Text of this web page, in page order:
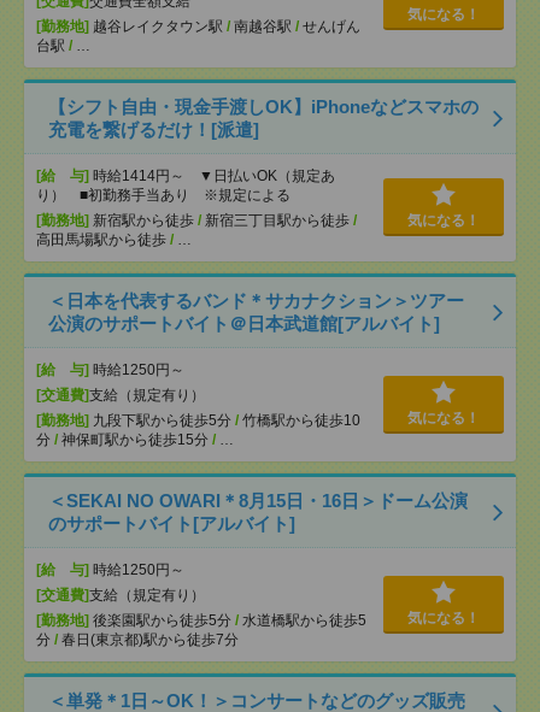
[勤務地] 越谷レイクタウン駅 / 南越谷駅 / せんげん
台駅 / …
気になる！
【シフト自由・現金手渡しOK】iPhoneなどスマホの
充電を繋げるだけ！[派遣]
[給 与] 時給1414円～ ▼日払いOK（規定あ
り） ■初勤務手当あり ※規定による
[勤務地] 新宿駅から徒歩 / 新宿三丁目駅から徒歩 /
高田馬場駅から徒歩 / …
気になる！
＜日本を代表するバンド＊サカナクション＞ツアー
公演のサポートバイト＠日本武道館[アルバイト]
[給 与] 時給1250円～
[交通費]支給（規定有り）
[勤務地] 九段下駅から徒歩5分 / 竹橋駅から徒歩10
分 / 神保町駅から徒歩15分 / …
気になる！
＜SEKAI NO OWARI＊8月15日・16日＞ドーム公演
のサポートバイト[アルバイト]
[給 与] 時給1250円～
[交通費]支給（規定有り）
[勤務地] 後楽園駅から徒歩5分 / 水道橋駅から徒歩5
分 / 春日(東京都)駅から徒歩7分
気になる！
＜単発＊1日～OK！＞コンサートなどのグッズ販売